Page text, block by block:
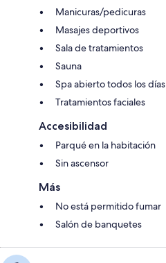
Manicuras/pedicuras
Masajes deportivos
Sala de tratamientos
Sauna
Spa abierto todos los días
Tratamientos faciales
Accesibilidad
Parqué en la habitación
Sin ascensor
Más
No está permitido fumar
Salón de banquetes